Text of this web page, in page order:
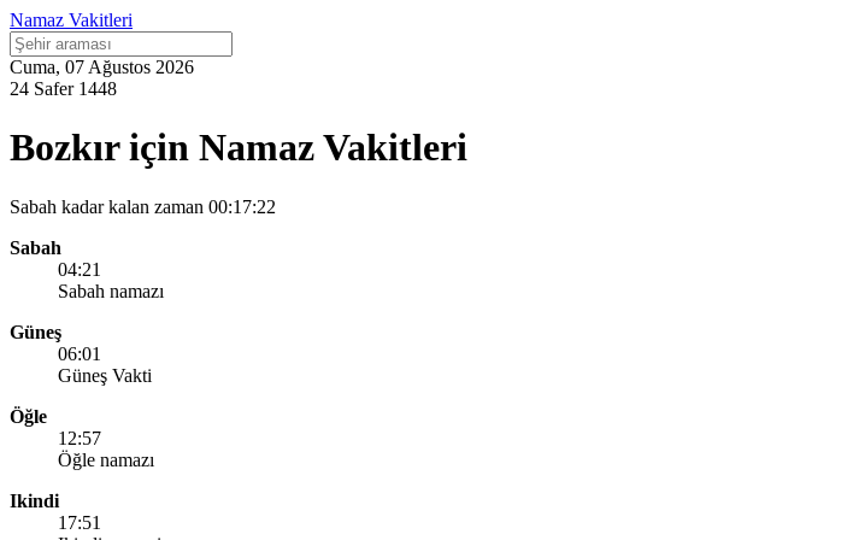
Namaz Vakitleri
Cuma, 07 Ağustos 2026
24 Safer 1448
Bozkır için Namaz Vakitleri
Sabah kadar kalan zaman 00:17:22
Sabah
04:21
Sabah namazı
Güneş
06:01
Güneş Vakti
Öğle
12:57
Öğle namazı
Ikindi
17:51